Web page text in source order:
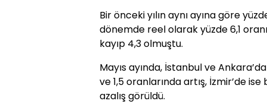
Bir önceki yılın aynı ayına göre
dönemde reel olarak yüzde 6,1
kayıp 4,3 olmuştu.
Mayıs ayında, İstanbul ve
ve 1,5 oranlarında artış, İzmir’de
azalış görüldü.